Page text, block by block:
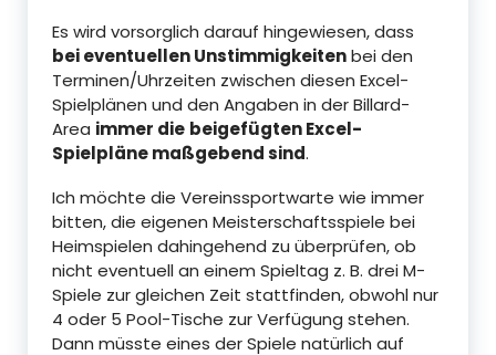
Es wird vorsorglich darauf hingewiesen, dass
bei eventuellen Unstimmigkeitenbei den
Terminen/Uhrzeiten zwischen diesen Excel-
Spielplänen und den Angaben in der Billard-
Area immer die beigefügten Excel-
Spielpläne maßgebend sind.
Ich möchte die Vereinssportwarte wie immer
bitten, die eigenen Meisterschaftsspiele bei
Heimspielen dahingehend zu überprüfen, ob
nicht eventuell an einem Spieltag z. B. drei M-
Spiele zur gleichen Zeit stattfinden, obwohl nur
4 oder 5 Pool-Tische zur Verfügung stehen.
Dann müsste eines der Spiele natürlich auf